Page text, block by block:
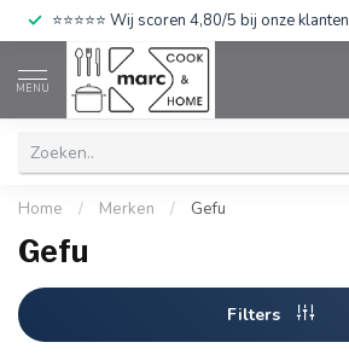
⭐⭐⭐⭐⭐ Wij scoren 4,80/5 bij onze klanten
MENU
Home / Merken / Gefu
Gefu
Filters